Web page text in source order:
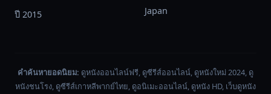
ปี 2015
Japan
คำค้นหายอดนิยม: ดูหนังออนไลน์ฟรี, ดูซีรีส์ออนไลน์, ดูหนังใหม่ 2024, ดู
หนังชนโรง, ดูซีรีส์เกาหลีพากย์ไทย, ดูอนิเมะออนไลน์, ดูหนัง HD, เว็บดูหนัง